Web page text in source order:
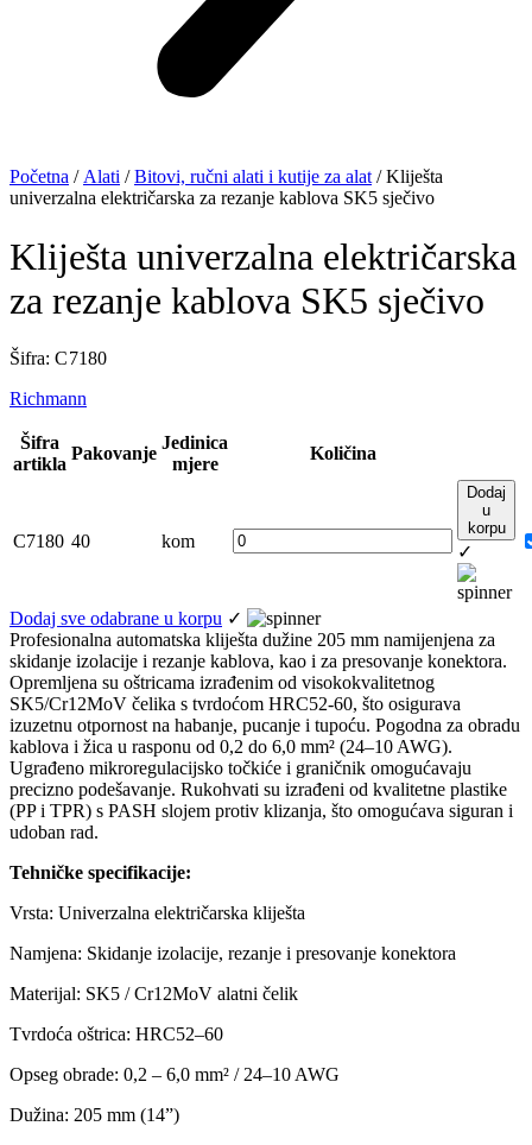
Početna / Alati /Bitovi, ručni alati i kutije za alat / Kliješta
univerzalna električarska za rezanje kablova SK5 sječivo
Kliješta univerzalna električarska
za rezanje kablova SK5 sječivo
Šifra: C 7180
Richmann
Šifra
artikla
Pakovanje
Jedinica
mjere
Količina
C7180 40 kom
Dodaj
u
korpu
✓
Dodaj sve odabrane u korpu ✓
Profesionalna automatska kliješta dužine 205 mm namijenjena za
skidanje izolacije i rezanje kablova, kao i za presovanje konektora.
Opremljena su oštricama izrađenim od visokokvalitetnog
SK5/Cr12MoV čelika s tvrdoćom HRC52-60, što osigurava
izuzetnu otpornost na habanje, pucanje i tupoću. Pogodna za obradu
kablova i žica u rasponu od 0,2 do 6,0 mm² (24–10 AWG).
Ugrađeno mikroregulacijsko točkiće i graničnik omogućavaju
precizno podešavanje. Rukohvati su izrađeni od kvalitetne plastike
(PP i TPR) s PASH slojem protiv klizanja, što omogućava siguran i
udoban rad.
Tehničke specifikacije:
Vrsta: Univerzalna električarska kliješta
Namjena: Skidanje izolacije, rezanje i presovanje konektora
Materijal: SK5 / Cr12MoV alatni čelik
Tvrdoća oštrica: HRC52–60
Opseg obrade: 0,2 – 6,0 mm² / 24–10 AWG
Dužina: 205 mm (14”)